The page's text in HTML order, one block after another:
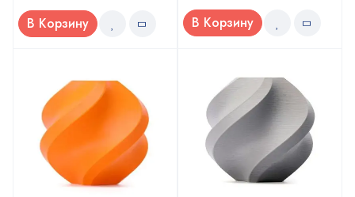
В Корзину В Корзину